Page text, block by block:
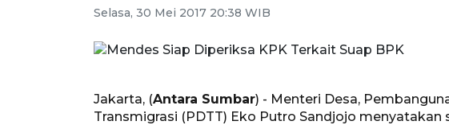
Selasa, 30 Mei 2017 20:38 WIB
Jakarta, (Antara Sumbar) - Menteri Desa,
Transmigrasi (PDTT) Eko Putro Sandjojo